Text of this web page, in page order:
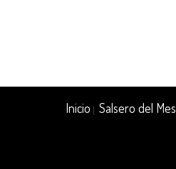
Inicio |Salsero del Mes